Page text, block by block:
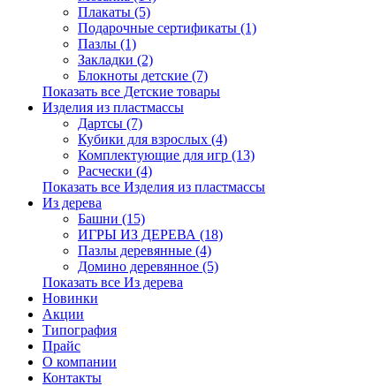
Плакаты (5)
Подарочные сертификаты (1)
Пазлы (1)
Закладки (2)
Блокноты детские (7)
Показать все Детские товары
Изделия из пластмассы
Дартсы (7)
Кубики для взрослых (4)
Комплектующие для игр (13)
Расчески (4)
Показать все Изделия из пластмассы
Из дерева
Башни (15)
ИГРЫ ИЗ ДЕРЕВА (18)
Пазлы деревянные (4)
Домино деревянное (5)
Показать все Из дерева
Новинки
Акции
Типография
Прайс
О компании
Контакты